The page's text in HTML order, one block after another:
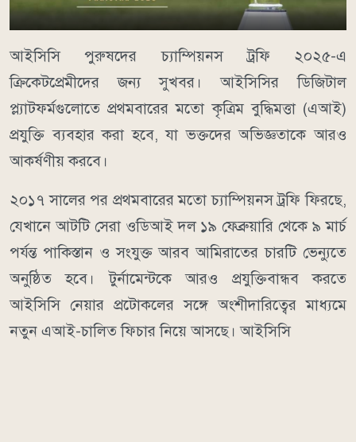
আইসিসি পুরুষদের চ্যাম্পিয়নস ট্রফি ২০২৫-এ
ক্রিকেটপ্রেমীদের জন্য সুখবর। আইসিসির ডিজিটাল
প্ল্যাটফর্মগুলোতে প্রথমবারের মতো কৃত্রিম বুদ্ধিমত্তা (এআই)
প্রযুক্তি ব্যবহার করা হবে, যা ভক্তদের অভিজ্ঞতাকে আরও
আকর্ষণীয় করবে।
২০১৭ সালের পর প্রথমবারের মতো চ্যাম্পিয়নস ট্রফি ফিরছে,
যেখানে আটটি সেরা ওডিআই দল ১৯ ফেব্রুয়ারি থেকে ৯ মার্চ
পর্যন্ত পাকিস্তান ও সংযুক্ত আরব আমিরাতের চারটি ভেন্যুতে
অনুষ্ঠিত হবে। টুর্নামেন্টকে আরও প্রযুক্তিবান্ধব করতে
আইসিসি নেয়ার প্রটোকলের সঙ্গে অংশীদারিত্বের মাধ্যমে
নতুন এআই-চালিত ফিচার নিয়ে আসছে। আইসিসি